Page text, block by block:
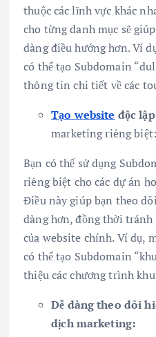
thuộc các lĩnh vực khác
cho từng danh mục sẽ
dàng điều hướng hơn. Ví
có thể tạo Subdomain
thông tin chi tiết về các
Tạo website độc
marketing riêng biệt:
Bạn có thể sử dụng
riêng biệt cho các dự án
Điều này giúp bạn theo
dàng hơn, đồng thời
của website chính. Ví dụ,
có thể tạo Subdomain
thiệu các chương trình
Dễ dàng theo dõi
dịch marketing: